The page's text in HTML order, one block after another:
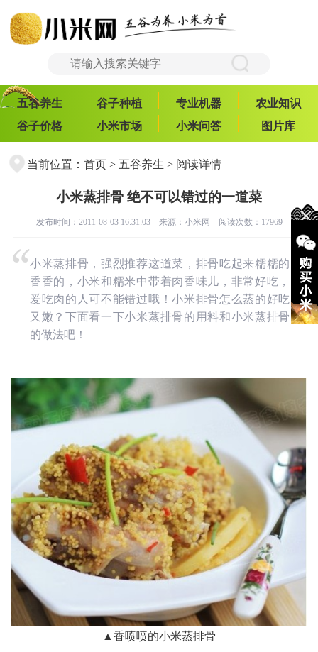
五谷养生 谷子种植 专业机器
农业知识
谷子价格
小米市场 小米问答 图片库
当前位置： 首页> 五谷养生 > 阅读详情
小米蒸排骨 绝不可以错过的一道菜
发布时间：2011-08-03 16:31:03 来源： 小米网 阅读次数：17969
小米蒸排骨，强烈推荐这道菜，排骨吃起来糯糯的
香香的，小米和糯米中带着肉香味儿，非常好吃，
爱吃肉的人可不能错过哦！小米排骨怎么蒸的好吃
又嫩？下面看一下小米蒸排骨的用料和小米蒸排骨
的做法吧！
▲香喷喷的小米蒸排骨